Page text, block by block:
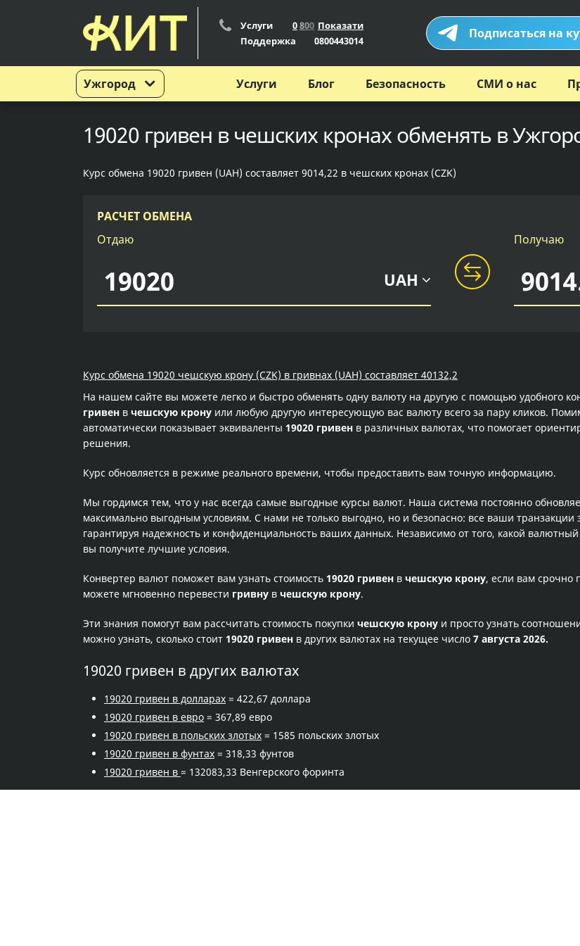
Ужгород
Услуги 0800 Показати
Поддержка
0800443014 Подписаться на
Услуги Блог Безопасность СМИ о нас
19020 гривен в чешских кронах обменять в
Курс обмена 19020 гривен (UAH) составляет 9014,22 в чешских кронах (CZK)
РАСЧЕТ ОБМЕНА
Отдаю
UAH
Получаю
Курс обмена 19020 чешскую крону (CZK) в гривнах (UAH) составляет 40132,2
На нашем сайте вы можете легко и быстро обменять одну валюту на другую с помощью удобного
гривен в чешскую крону или любую другую интересующую вас валюту всего за пару кликов.
автоматически показывает эквиваленты 19020 гривен в различных валютах, что помогает
решения.
Курс обновляется в режиме реального времени, чтобы предоставить вам точную информацию.
Мы гордимся тем, что у нас всегда самые выгодные курсы валют. Наша система постоянно
максимально выгодным условиям. С нами не только выгодно, но и безопасно: все ваши
гарантируя надежность и конфиденциальность ваших данных. Независимо от того, какой
вы получите лучшие условия.
Конвертер валют поможет вам узнать стоимость 19020 гривен в чешскую крону, если вам срочно
можете мгновенно перевести гривну в чешскую крону.
Эти знания помогут вам рассчитать стоимость покупки чешскую крону и просто узнать
можно узнать, сколько стоит 19020 гривен в других валютах на текущее число 7 августа 2026.
19020 гривен в других валютах
19020 гривен в долларах = 422,67 доллара
19020 гривен в евро = 367,89 евро
19020 гривен в польских злотых = 1585 польских злотых
19020 гривен в фунтах = 318,33 фунтов
19020 гривен в = 132083,33 Венгерского форинта